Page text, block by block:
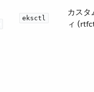
eksctl
カスタ
ィ